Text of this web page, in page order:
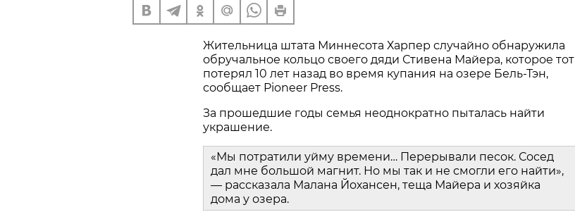
Жительница штата Миннесота Харпер случайно обнаружила
обручальное кольцо своего дяди Стивена Майера, которое тот
потерял 10 лет назад во время купания на озере Бель-Тэн,
сообщает Pioneer Press.
За прошедшие годы семья неоднократно пыталась найти
украшение.
«Мы потратили уйму времени… Перерывали песок. Сосед
дал мне большой магнит. Но мы так и не смогли его найти»,
— рассказала Малана Йохансен, теща Майера и хозяйка
дома у озера.